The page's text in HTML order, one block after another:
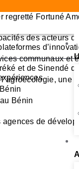
regretté Fortuné
des acteurs
communaux et
et de Sinendé
une
Bénin
de
A